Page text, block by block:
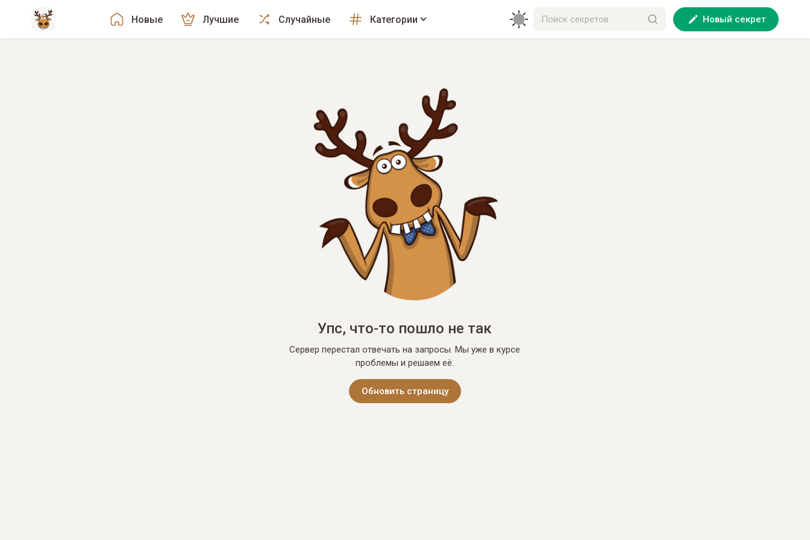
Новые Лучшие Случайные Категории Новый секрет
Упс, что-то пошло не так
Сервер перестал отвечать на запросы. Мы уже в курсе
проблемы и решаем её.
Обновить страницу